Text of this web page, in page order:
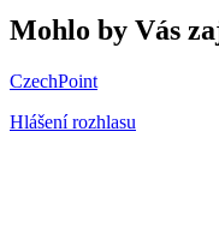
Mohlo by Vás
CzechPoint
Hlášení rozhlasu